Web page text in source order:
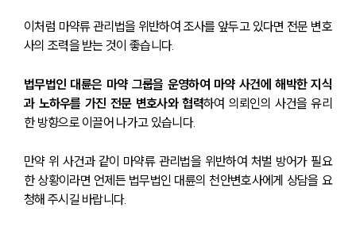
이처럼 마약류 관리법을 위반하여 조사를 앞두고 있다면 전문 변호
사의 조력을 받는 것이 좋습니다.
법무법인 대륜은 마약 그룹을 운영하여 마약 사건에 해박한 지식
과 노하우를 가진 전문 변호사와 협력하여 의뢰인의 사건을 유리
한 방향으로 이끌어 나가고 있습니다.
만약 위 사건과 같이 마약류 관리법을 위반하여 처벌 방어가 필요
한 상황이라면 언제든 법무법인 대륜의 천안변호사에게 상담을 요
청해 주시길 바랍니다.